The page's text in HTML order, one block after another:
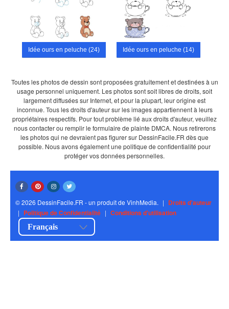
Idée ours en peluche (24) Idée ours en peluche (14)
Toutes les photos de dessin sont proposées gratuitement et destinées à un
usage personnel uniquement. Les photos sont soit libres de droits, soit
largement diffusées sur Internet, et pour la plupart, leur origine est
inconnue. Tous les droits d'auteur sur les images appartiennent à leurs
propriétaires respectifs. Pour tout problème lié aux droits d'auteur, veuillez
nous contacter ou remplir le formulaire de plainte DMCA. Nous retirerons
les photos qui ne devraient pas figurer sur DessinFacile.FR dès que
possible. Nous avons également une politique de confidentialité pour
protéger vos données personnelles.
© 2026 DessinFacile.FR - un produit de VinhMedia. | Droits d'auteur
| Politique de Confidentialité | Conditions d'utilisation
Français